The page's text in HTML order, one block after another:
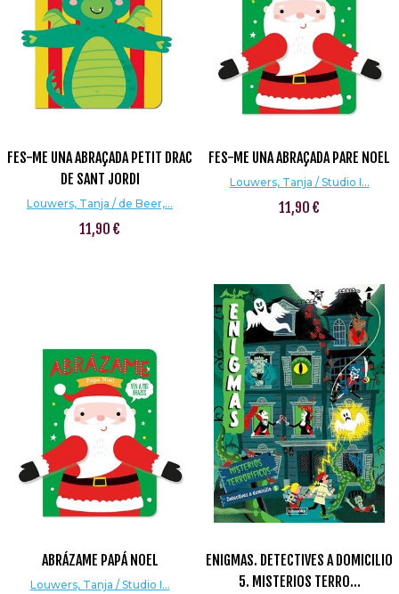
FES-ME UNA ABRAÇADA PETIT DRAC
DE SANT JORDI
Louwers, Tanja / de Beer,...
11,90 €
FES-ME UNA ABRAÇADA PARE NOEL
Louwers, Tanja / Studio I...
11,90 €
ABRÁZAME PAPÁ NOEL
Louwers, Tanja / Studio I...
ENIGMAS. DETECTIVES A DOMICILIO
5. MISTERIOS TERRO...